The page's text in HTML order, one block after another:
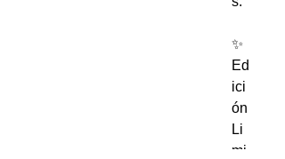
✨
Ed
ici
ón
Li
mi